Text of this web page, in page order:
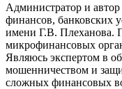
Администратор и
финансов, банковских
имени Г.В. Плеханова.
микрофинансовых
Являюсь экспертом в
мошенничеством и
сложных финансовых